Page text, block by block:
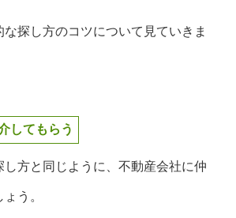
な探し方のコツについて見ていきま
してもらう
し方と同じように、不動産会社に仲
う。